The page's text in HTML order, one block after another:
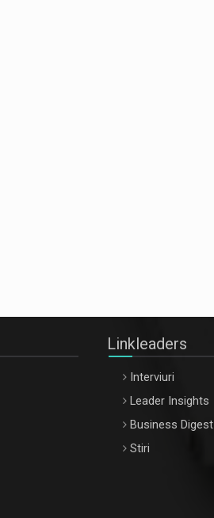
Linkleaders
Interviuri
Leader Insights
Business Digest
Stiri